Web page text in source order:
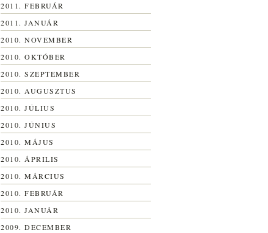
2011. FEBRUÁR
2011. JANUÁR
2010. NOVEMBER
2010. OKTÓBER
2010. SZEPTEMBER
2010. AUGUSZTUS
2010. JÚLIUS
2010. JÚNIUS
2010. MÁJUS
2010. ÁPRILIS
2010. MÁRCIUS
2010. FEBRUÁR
2010. JANUÁR
2009. DECEMBER